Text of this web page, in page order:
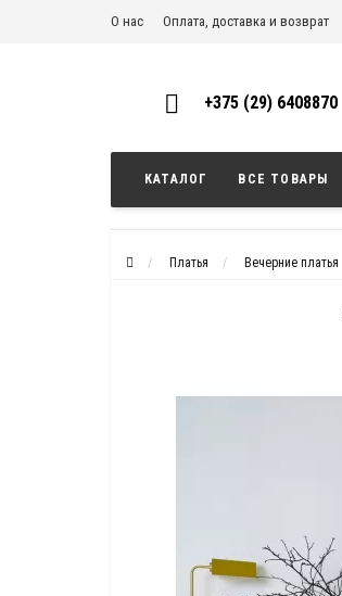
О нас Оплата, доставка и возврат
+375 (29) 6408870
КАТАЛОГ ВСЕ ТОВАРЫ
Платья Вечерние платья